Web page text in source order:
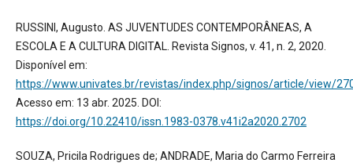
RUSSINI, Augusto. AS JUVENTUDES CONTEMPORÂNEAS, A
ESCOLA E A CULTURA DIGITAL. Revista Signos, v. 41, n. 2, 2020.
Disponível em:
https://www.univates.br/revistas/index.php/signos/article/view/
Acesso em: 13 abr. 2025. DOI:
https://doi.org/10.22410/issn.1983-0378.v41i2a2020.2702
SOUZA, Pricila Rodrigues de; ANDRADE, Maria do Carmo Ferreira